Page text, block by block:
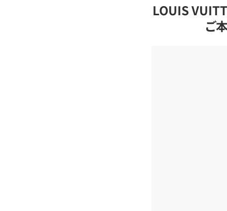
LOUIS
ご